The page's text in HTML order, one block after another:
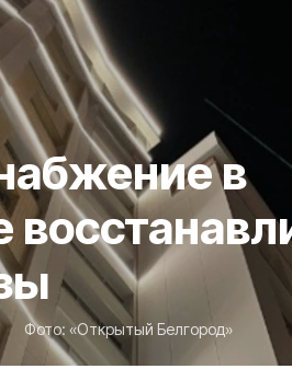
в
Фото: «Открытый Белгород»